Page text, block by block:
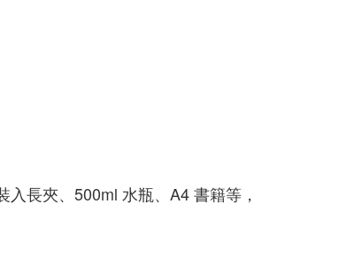
長夾、500ml 水瓶、A4 書籍等，